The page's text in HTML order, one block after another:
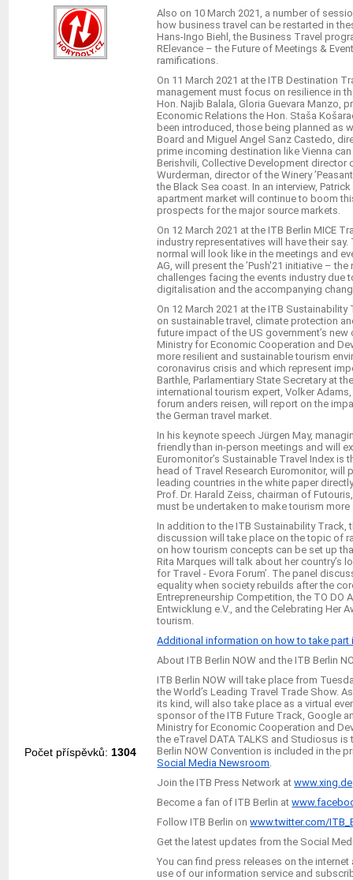
Also on 10 March 2021, a number of
how business travel can be restarted in
Hans-Ingo Biehl, the Business Travel
RElevance – the Future of Meetings &
ramifications.
On 11 March 2021 at the ITB Destination
management must focus on resilience in
Hon. Najib Balala, Gloria Guevara Manzo,
Economic Relations the Hon. Staša
been introduced, those being planned as
Board and Miguel Angel Sanz Castedo,
prime incoming destination like Vienna
Berishvili, Collective Development director
Wurderman, director of the Winery
the Black Sea coast. In an interview,
apartment market will continue to boom
prospects for the major source markets.
On 12 March 2021 at the ITB Berlin MICE
industry representatives will have their
normal will look like in the meetings and
AG, will present the ’Push'21 initiative –
challenges facing the events industry
digitalisation and the accompanying
On 12 March 2021 at the ITB
on sustainable travel, climate protection
future impact of the US government’s
Ministry for Economic Cooperation and
more resilient and sustainable tourism
coronavirus crisis and which represent
Barthle, Parlamentiary State Secretary at
international tourism expert, Volker
forum anders reisen, will report on the
the German travel market.
In his keynote speech Jürgen May,
friendly than in-person meetings and will
Euromonitor’s Sustainable Travel Index is
head of Travel Research Euromonitor,
leading countries in the white paper
Prof. Dr. Harald Zeiss, chairman of
must be undertaken to make tourism more
In addition to the ITB Sustainability Track,
discussion will take place on the topic of
on how tourism concepts can be set up
Rita Marques will talk about her country’s
for Travel - Evora Forum’. The panel
equality when society rebuilds after the
Entrepreneurship Competition, the TO
Entwicklung e.V., and the Celebrating Her
tourism.
Additional information on how to take part
About ITB Berlin NOW and the ITB Berlin
ITB Berlin NOW will take place from
the World’s Leading Travel Trade Show.
its kind, will also take place as a virtual
sponsor of the ITB Future Track, Google
Ministry for Economic Cooperation and
the eTravel DATA TALKS and Studiosus
Berlin NOW Convention is included in the
Social Media Newsroom
Join the ITB Press Network atwww.xing.de
Become a fan of ITB Berlin at
Follow ITB Berlin onwww.twitter.com/
Get the latest updates from the Social
You can find press releases on the
use of our information service and
Počet příspěvků: 1304